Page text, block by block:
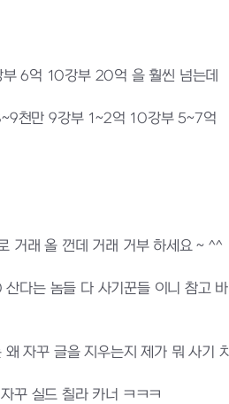
6억 10강부 20억 을 훨씬 넘는데
천만 9강부 1~2억 10강부 5~7억
거래 올 껀데 거래 거부 하세요 ~ ^^
다는 놈들 다 사기꾼들 이니 참고
왜 자꾸 글을 지우는지 제가 뭐 사
꾸 실드 칠라 카너 ㅋㅋㅋ